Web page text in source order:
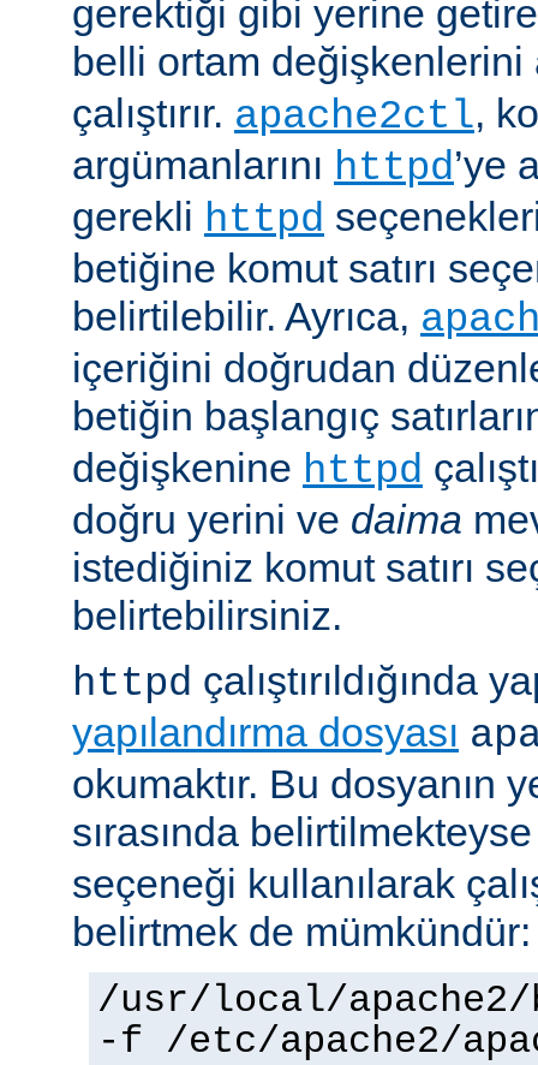
gerektiği gibi yerine
belli ortam
çalıştırır. apache2ctl,
argümanlarını httpd’ye
gerekli httpd
betiğine komut satırı
belirtilebilir. Ayrıca,
içeriğini doğrudan
betiğin başlangıç
değişkenine httpd
doğru yerini ve daima
istediğiniz komut satırı
belirtebilirsiniz.
httpd çalıştırıldığında
yapılandırma dosyası
okumaktır. Bu dosyanın
sırasında
seçeneği kullanılarak
belirtmek de mümkündür:
/usr/local/
-f /etc/apache2/